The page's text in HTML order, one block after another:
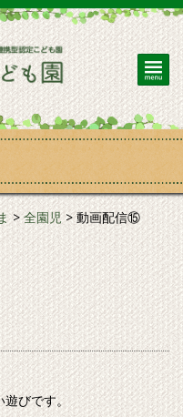
>全園児>動画配信⑮
遊びです。